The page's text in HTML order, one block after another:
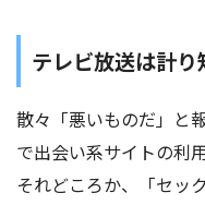
テレビ放送は計
散々「悪いものだ」と
で出会い系サイトの利
それどころか、「セッ